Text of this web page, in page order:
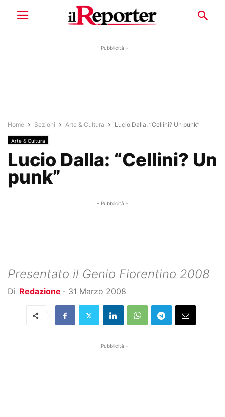
- Pubblicità -
Home Sezioni Arte & Cultura Lucio Dalla: “Cellini? Un punk”
Arte & Cultura
Lucio Dalla: “Cellini? Un
punk”
- Pubblicità -
Presentato il Genio Fiorentino 2008
Di Redazione - 31 Marzo 2008
- Pubblicità -